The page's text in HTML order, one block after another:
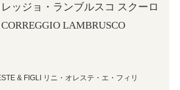
ッジョ・ランブルスコ スクーロ
LAMBRUSCO
& FIGLI リニ・オレステ・エ・フィリ